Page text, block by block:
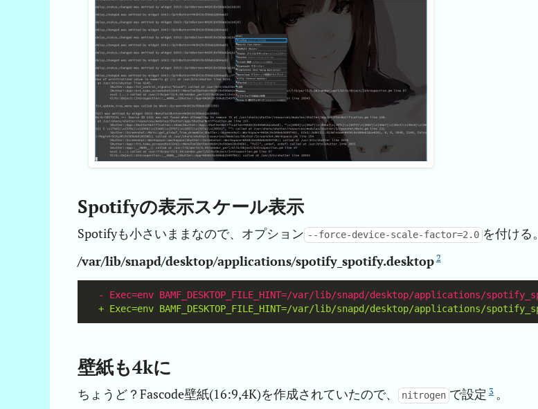
Spotifyの表示スケール表示
Spotifyも小さいままなので、オプション --force-device-scale-factor=2.0 を付ける。
/var/lib/snapd/desktop/applications/spotify_spotify.desktop2
壁紙も4kに
ちょうど？Fascode壁紙(16:9,4K)を作成されていたので、 nitrogen で設定 3 。